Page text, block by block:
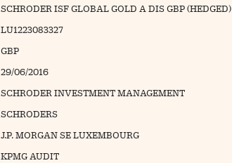
SCHRODER ISF GLOBAL GOLD A DIS GBP (HEDGED)
LU1223083327
GBP
29/06/2016
SCHRODER INVESTMENT MANAGEMENT
SCHRODERS
J.P. MORGAN SE LUXEMBOURG
KPMG AUDIT